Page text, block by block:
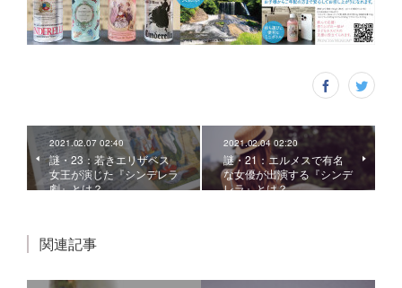
2021.02.07 02:40
謎・23：若きエリザベス
女王が演じた『シンデレラ
劇』とは？
2021.02.04 02:20
謎・21：エルメスで有名
な女優が出演する『シンデ
レラ』とは？
関連記事